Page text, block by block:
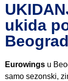
ukida
Eurowings u
samo sezonski,